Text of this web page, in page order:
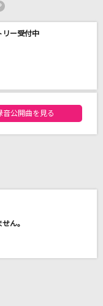
ー受付中
ンキング
音公開曲を見る